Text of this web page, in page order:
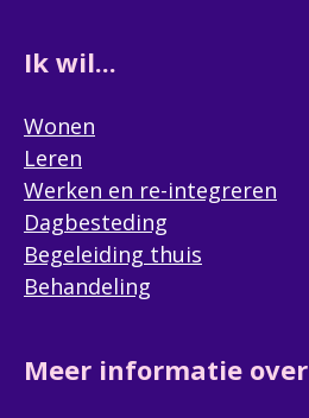
Ik wil...
Wonen
Leren
Werken en re-integreren
Dagbesteding
Begeleiding thuis
Behandeling
Meer informatie over